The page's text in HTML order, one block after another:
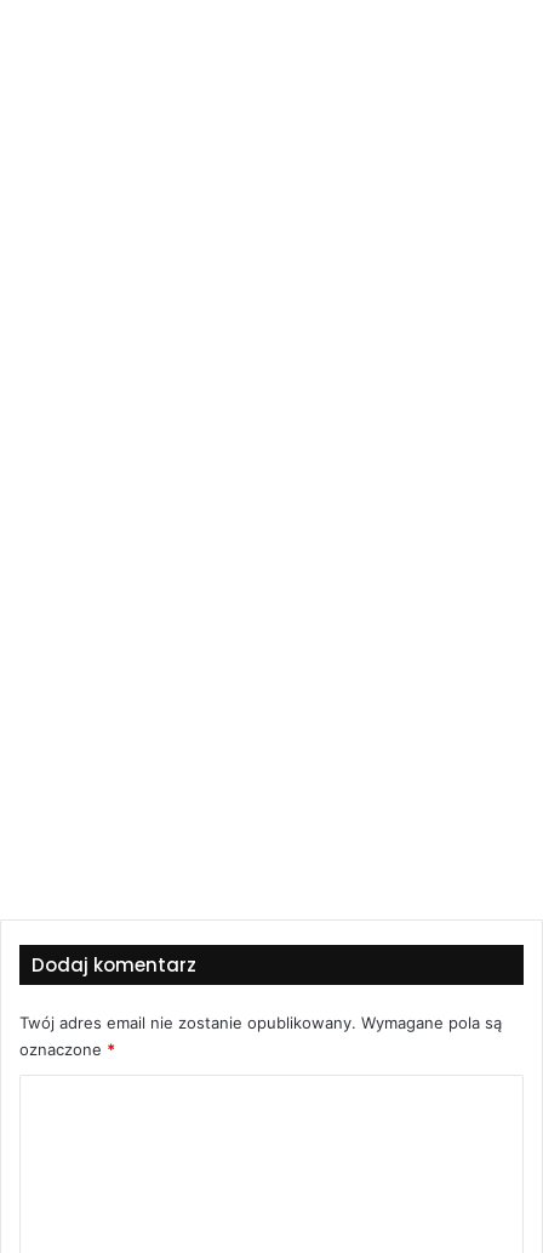
Dodaj komentarz
Twój adres email nie zostanie opublikowany. Wymagane pola są
oznaczone *